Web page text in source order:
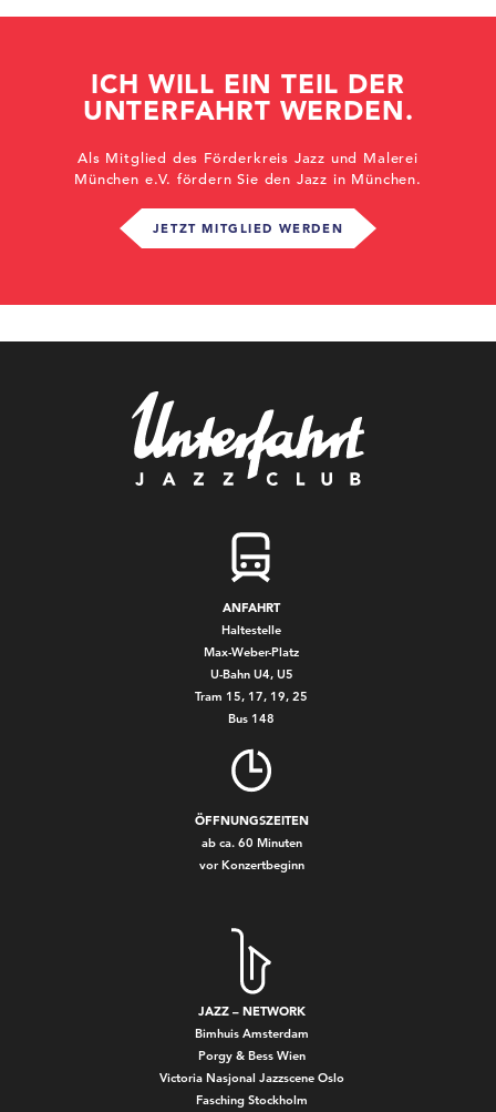
ICH WILL EIN TEIL DER
UNTERFAHRT WERDEN.
Als Mitglied des Förderkreis Jazz und Malerei
München e.V. fördern Sie den Jazz in München.
JETZT MITGLIED WERDEN
ANFAHRT
Haltestelle
Max-Weber-Platz
U-Bahn U4, U5
Tram 15, 17, 19, 25
Bus 148
ÖFFNUNGSZEITEN
ab ca. 60 Minuten
vor Konzertbeginn
JAZZ – NETWORK
Bimhuis Amsterdam
Porgy & Bess Wien
Victoria Nasjonal Jazzscene Oslo
Fasching Stockholm